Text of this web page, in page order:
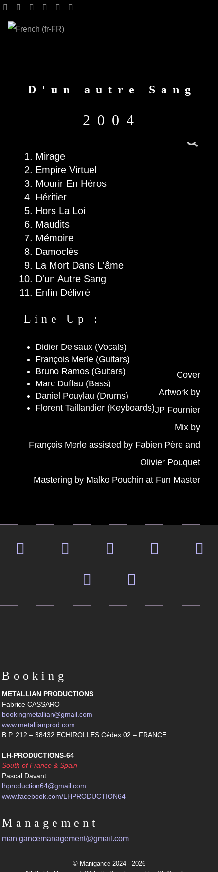
Select your language
D'un autre Sang
2004
Mirage
Empire Virtuel
Mourir En Héros
Héritier
Hors La Loi
Maudits
Mémoire
Damoclès
La Mort Dans L'âme
D'un Autre Sang
Enfin Délivré
Line Up :
Didier Delsaux (Vocals)
François Merle (Guitars)
Bruno Ramos (Guitars)
Marc Duffau (Bass)
Daniel Pouylau (Drums)
Florent Taillandier (Keyboards)
Cover
Artwork by
JP Fournier
Mix by
François Merle assisted by Fabien Père and
Olivier Pouquet
Mastering by Malko Pouchin at Fun Master
Booking
METALLIAN PRODUCTIONS
Fabrice CASSARO
bookingmetallian@gmail.com
www.metallianprod.com
B.P. 212 – 38432 ECHIROLLES Cédex 02 – FRANCE
LH-PRODUCTIONS-64
South of France & Spain
Pascal Davant
lhproduction64@gmail.com
www.facebook.com/LHPRODUCTION64
Management
manigancemanagement@gmail.com
© Manigance 2024 - 2026